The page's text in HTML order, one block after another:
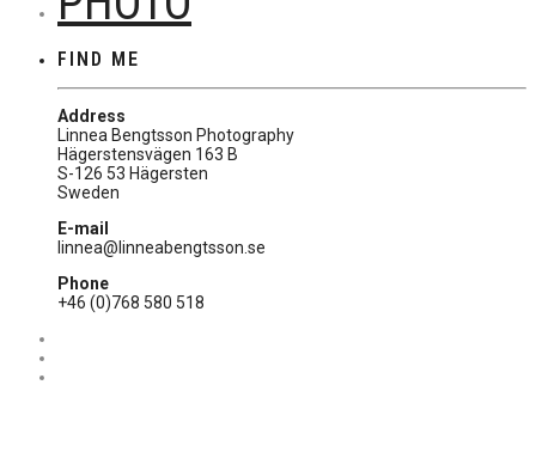
FIND ME
Address
Linnea Bengtsson Photography
Hägerstensvägen 163 B
S-126 53 Hägersten
Sweden
E-mail
linnea@linneabengtsson.se
Phone
+46 (0)768 580 518